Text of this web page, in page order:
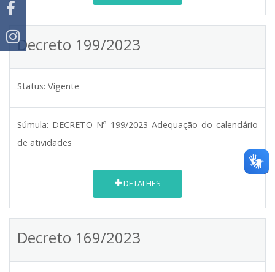
Decreto 199/2023
Status: Vigente
Súmula: DECRETO Nº 199/2023 Adequação do calendário
de atividades
DETALHES
Decreto 169/2023